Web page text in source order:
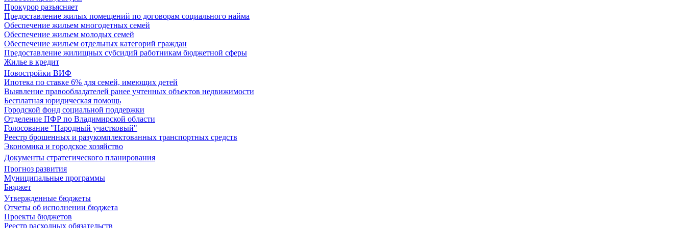
Прокурор разъясняет
Предоставление жилых помещений по договорам социального найма
Обеспечение жильем многодетных семей
Обеспечение жильем молодых семей
Обеспечение жильем отдельных категорий граждан
Предоставление жилищных субсидий работникам бюджетной сферы
Жилье в кредит
Новостройки ВИФ
Ипотека по ставке 6% для семей, имеющих детей
Выявление правообладателей ранее учтенных объектов недвижимости
Бесплатная юридическая помощь
Городской фонд социальной поддержки
Отделение ПФР по Владимирской области
Голосование "Народный участковый"
Реестр брошенных и разукомплектованных транспортных средств
Экономика и городское хозяйство
Документы стратегического планирования
Прогноз развития
Муниципальные программы
Бюджет
Утвержденные бюджеты
Отчеты об исполнении бюджета
Проекты бюджетов
Реестр расходных обязательств